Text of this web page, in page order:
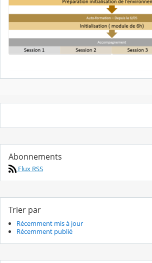
Abonnements
Flux RSS
Trier par
Récemment mis à jour
Récemment publié